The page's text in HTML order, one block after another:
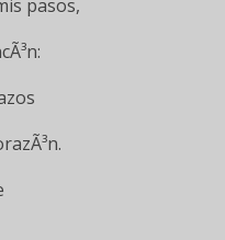
pasos,